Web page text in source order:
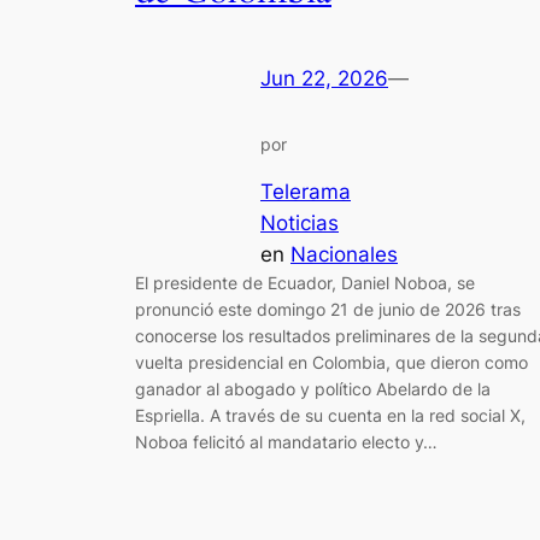
Jun 22, 2026—
por
Telerama
Noticias
en Nacionales
El presidente de Ecuador, Daniel Noboa, se
pronunció este domingo 21 de junio de 2026 tras
conocerse los resultados preliminares de la
vuelta presidencial en Colombia, que dieron como
ganador al abogado y político Abelardo de la
Espriella. A través de su cuenta en la red social X,
Noboa felicitó al mandatario electo y…